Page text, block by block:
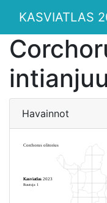
KASVIATLAS
Havainnot